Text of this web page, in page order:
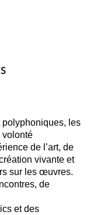
les
volonté
de l’art, de
vivante et
sur les œuvres.
de
et des